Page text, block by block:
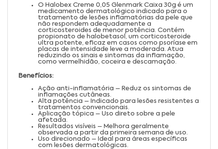
O Halobex Creme 0,05 Glenmark Caixa 30g é um
medicamento dermatológico indicado para o
tratamento de lesões inflamatórias da pele que
não respondem adequadamente a
corticosteroides de menor potência. Contém
propionato de halobetasol, um corticosteroide
ultra potente, eficaz em casos como psoríase em
placas de intensidade leve a moderada. Atua
reduzindo os sinais e sintomas da inflamação,
como vermelhidão, coceira e descamação.
Benefícios:
Ação anti-inflamatória – Reduz os sintomas de
inflamações cutâneas.
Alta potência – Indicado para lesões resistentes a
tratamentos convencionais.
Aplicação tópica – Uso direto sobre a pele
afetada.
Resultados visíveis – Melhora geralmente
observada a partir da primeira semana de uso.
Uso direcionado – Ideal para áreas específicas
com lesões dermatológicas.